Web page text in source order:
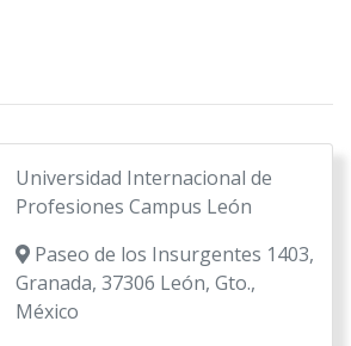
Universidad Internacional de
Profesiones Campus León
Paseo de los Insurgentes 1403,
Granada, 37306 León, Gto.,
México